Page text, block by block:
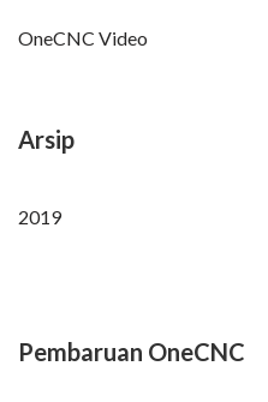
OneCNC Video
Arsip
2024
2023
2022
2021
2020
2019
Pembaruan OneCNC